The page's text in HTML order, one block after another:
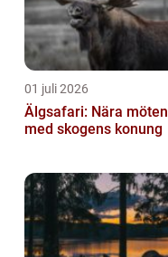
01 juli 2026
Älgsafari: Nära möten
med skogens konung